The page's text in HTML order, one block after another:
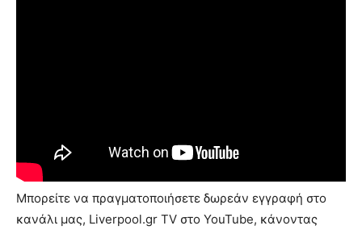
Μπορείτε να πραγματοποιήσετε δωρεάν εγγραφή στο
κανάλι μας, Liverpool.gr TV στο YouTube, κάνοντας